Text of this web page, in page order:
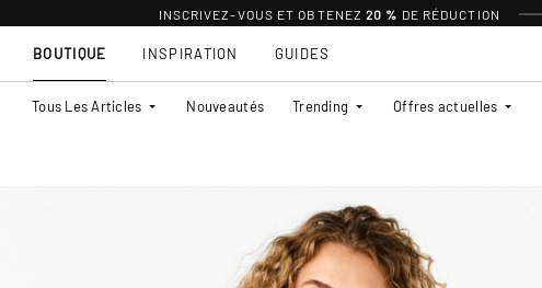
INSCRIVEZ-VOUS ET OBTENEZ 20 % DE RÉDUCTION
BOUTIQUE
Tous Les Articles Nouveautés Trending Offres actuelles
INSPIRATION GUIDES